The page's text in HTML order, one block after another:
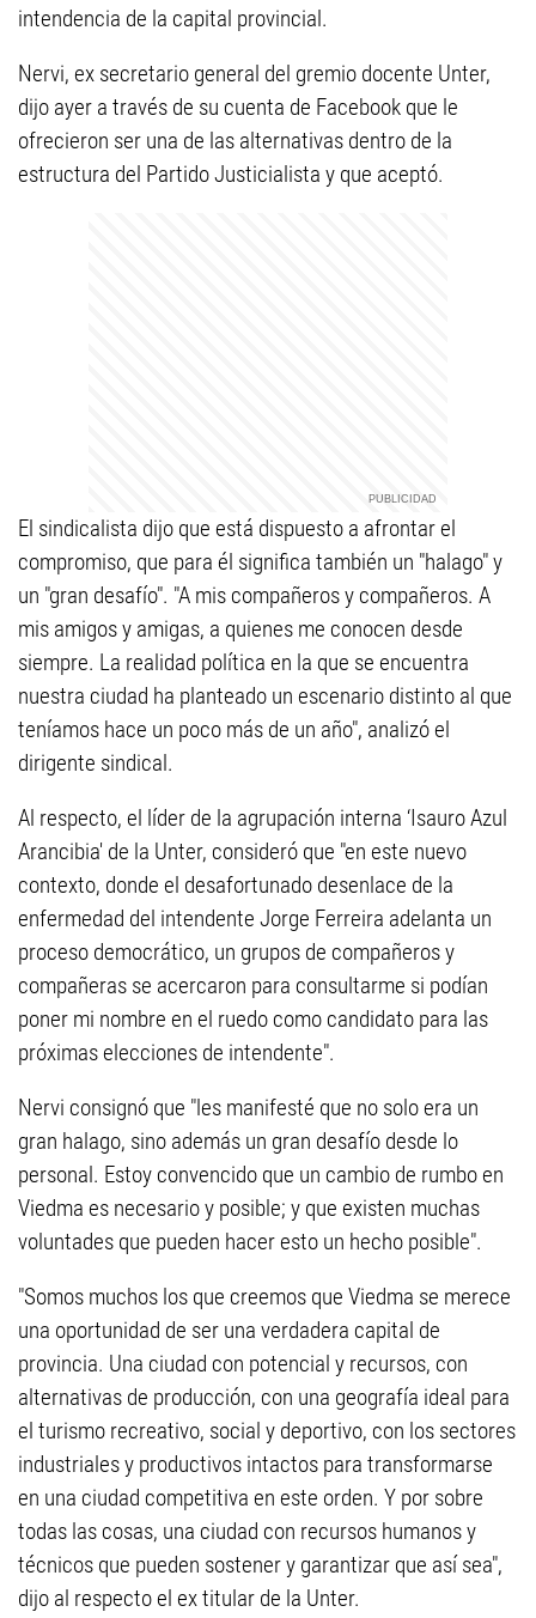
intendencia de la capital provincial.
Nervi, ex secretario general del gremio docente Unter,
dijo ayer a través de su cuenta de Facebook que le
ofrecieron ser una de las alternativas dentro de la
estructura del Partido Justicialista y que aceptó.
El sindicalista dijo que está dispuesto a afrontar el
compromiso, que para él significa también un "halago" y
un "gran desafío". "A mis compañeros y compañeros. A
mis amigos y amigas, a quienes me conocen desde
siempre. La realidad política en la que se encuentra
nuestra ciudad ha planteado un escenario distinto al que
teníamos hace un poco más de un año", analizó el
dirigente sindical.
Al respecto, el líder de la agrupación interna ‘Isauro Azul
Arancibia' de la Unter, consideró que "en este nuevo
contexto, donde el desafortunado desenlace de la
enfermedad del intendente Jorge Ferreira adelanta un
proceso democrático, un grupos de compañeros y
compañeras se acercaron para consultarme si podían
poner mi nombre en el ruedo como candidato para las
próximas elecciones de intendente".
Nervi consignó que "les manifesté que no solo era un
gran halago, sino además un gran desafío desde lo
personal. Estoy convencido que un cambio de rumbo en
Viedma es necesario y posible; y que existen muchas
voluntades que pueden hacer esto un hecho posible".
"Somos muchos los que creemos que Viedma se merece
una oportunidad de ser una verdadera capital de
provincia. Una ciudad con potencial y recursos, con
alternativas de producción, con una geografía ideal para
el turismo recreativo, social y deportivo, con los sectores
industriales y productivos intactos para transformarse
en una ciudad competitiva en este orden. Y por sobre
todas las cosas, una ciudad con recursos humanos y
técnicos que pueden sostener y garantizar que así sea",
dijo al respecto el ex titular de la Unter.